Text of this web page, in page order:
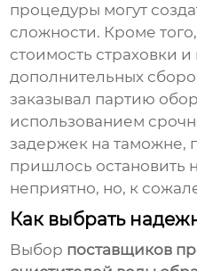
процедуры могут
сложности. Кроме
стоимость страховки
дополнительных
заказывал партию
использованием
задержек на таможне,
пришлось остановить
неприятно, но, к
Как выбрать
Выбор поставщиков